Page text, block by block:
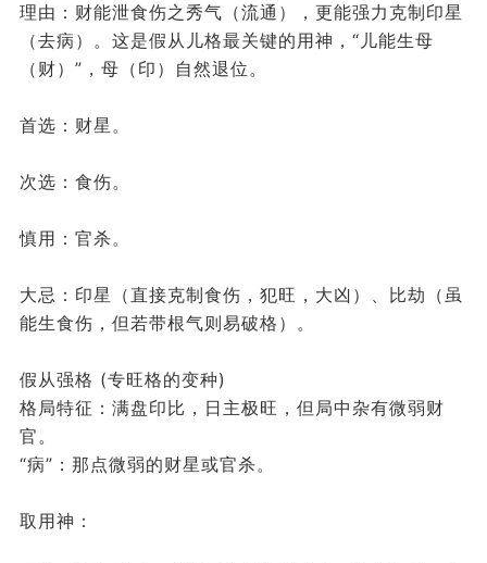
理由：财能泄食伤之秀气（流通），更能强力克制印星
（去病）。这是假从儿格最关键的用神，“儿能生母
（财）”，母（印）自然退位。
首选：财星。
次选：食伤。
慎用：官杀。
大忌：印星（直接克制食伤，犯旺，大凶）、比劫（虽
能生食伤，但若带根气则易破格）。
假从强格 (专旺格的变种)
格局特征：满盘印比，日主极旺，但局中杂有微弱财
官。
“病”：那点微弱的财星或官杀。
取用神：